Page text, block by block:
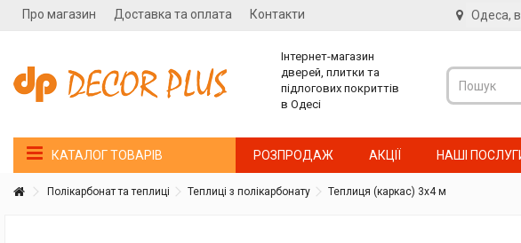
Про магазин Доставка та оплата Контакти Одеса,
Інтернет-магазин
дверей, плитки та
підлогових покриттів
в Одесі
КАТАЛОГ ТОВАРІВ РОЗПРОДАЖ АКЦІЇ НАШІ
Полікарбонат та теплиці Теплиці з полікарбонату Теплиця (каркас) 3х4 м